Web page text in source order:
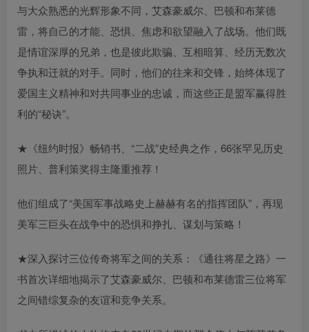
与大众熟悉的光辉形象不同，艾森豪威尔、巴顿和布莱德
雷，将自己的才能、恐惧、焦虑和欲望融入了战场。他们既
是情谊深厚的兄弟，也是彼此欺骗、互相暗算、经历无数次
争执和迁就的对手。同时，他们的往来和交锋，始终体现了
爱国主义精神和对共同事业的忠诚，而这些正是盟军赢得胜
利的“秘诀”。
★《纽约时报》畅销书、“二战”史经典之作，66张罕见历史
照片、普利策奖得主隆重推荐！
他们组成了“美国军事战略史上赫赫有名的指挥团队”，再现
美军三巨头在战争中的恐惧和挣扎、谋划与策略！
★深入探讨三位传奇将军之间的关系：《通往将星之路》一
书首次详细地揭示了艾森豪威尔、巴顿和布莱德雷三位将军
之间错综复杂的友谊和竞争关系。